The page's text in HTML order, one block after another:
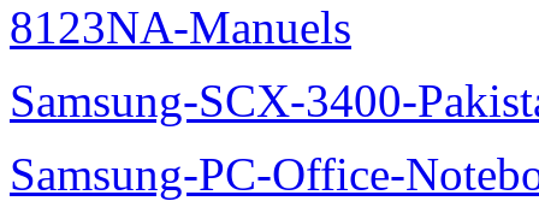
8123NA-Manuels
Samsung-SCX-3400-
Samsung-PC-Office-